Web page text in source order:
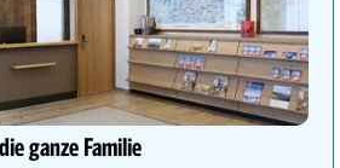
ganze Familie